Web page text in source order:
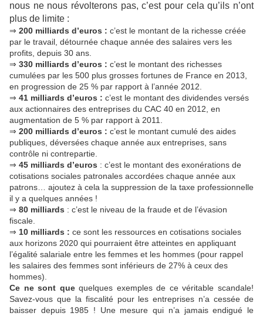
nous ne nous révolterons pas, c’est pour cela qu’ils n’ont
plus de limite :
⇒ 200 milliards d’euros : c’est le montant de la richesse créée
par le travail, détournée chaque année des salaires vers les
profits, depuis 30 ans.
⇒ 330 milliards d’euros : c’est le montant des richesses
cumulées par les 500 plus grosses fortunes de France en 2013,
en progression de 25 % par rapport à l’année 2012.
⇒ 41 milliards d’euros : c’est le montant des dividendes versés
aux actionnaires des entreprises du CAC 40 en 2012, en
augmentation de 5 % par rapport à 2011.
⇒ 200 milliards d’euros : c’est le montant cumulé des aides
publiques, déversées chaque année aux entreprises, sans
contrôle ni contrepartie.
⇒ 45 milliards d’euros : c’est le montant des exonérations de
cotisations sociales patronales accordées chaque année aux
patrons… ajoutez à cela la suppression de la taxe professionnelle
il y a quelques années !
⇒ 80 milliards : c’est le niveau de la fraude et de l’évasion
fiscale.
⇒ 10 milliards : ce sont les ressources en cotisations sociales
aux horizons 2020 qui pourraient être atteintes en appliquant
l’égalité salariale entre les femmes et les hommes (pour rappel
les salaires des femmes sont inférieurs de 27% à ceux des
hommes).
Ce ne sont quequelques exemples de ce véritable scandale!
Savez-vous que la fiscalité pour les entreprises n’a cessée de
baisser depuis 1985 ! Une mesure qui n’a jamais endigué le